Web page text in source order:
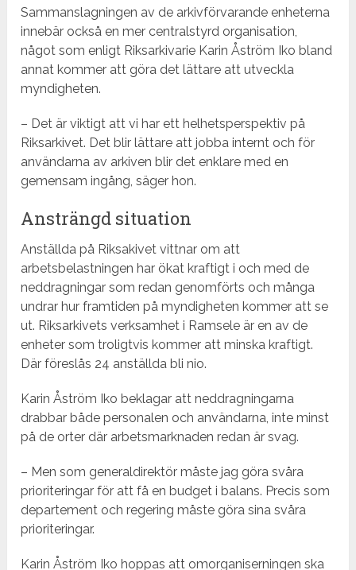
Sammanslagningen av de arkivförvarande enheterna
innebär också en mer centralstyrd organisation,
något som enligt Riksarkivarie Karin Åström Iko bland
annat kommer att göra det lättare att utveckla
myndigheten.
– Det är viktigt att vi har ett helhetsperspektiv på
Riksarkivet. Det blir lättare att jobba internt och för
användarna av arkiven blir det enklare med en
gemensam ingång, säger hon.
Ansträngd situation
Anställda på Riksakivet vittnar om att
arbetsbelastningen har ökat kraftigt i och med de
neddragningar som redan genomförts och många
undrar hur framtiden på myndigheten kommer att se
ut. Riksarkivets verksamhet i Ramsele är en av de
enheter som troligtvis kommer att minska kraftigt.
Där föreslås 24 anställda bli nio.
Karin Åström Iko beklagar att neddragningarna
drabbar både personalen och användarna, inte minst
på de orter där arbetsmarknaden redan är svag.
– Men som generaldirektör måste jag göra svåra
prioriteringar för att få en budget i balans. Precis som
departement och regering måste göra sina svåra
prioriteringar.
Karin Åström Iko hoppas att omorganiserningen ska